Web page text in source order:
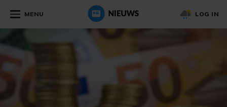
MENU LOG IN